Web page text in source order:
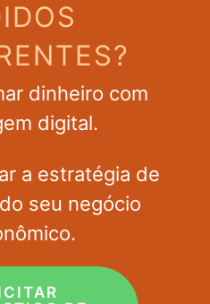
dinheiro com
digital.
a estratégia de
seu negócio